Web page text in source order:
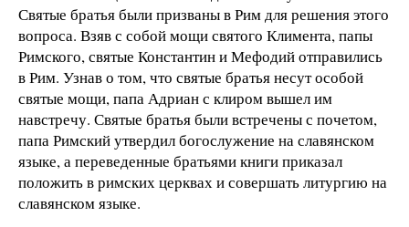
Святые братья были призваны в Рим для решения этого
вопроса. Взяв с собой мощи святого Климента, папы
Римского, святые Константин и Мефодий отправились
в Рим. Узнав о том, что святые братья несут особой
святые мощи, папа Адриан с клиром вышел им
навстречу. Святые братья были встречены с почетом,
папа Римский утвердил богослужение на славянском
языке, а переведенные братьями книги приказал
положить в римских церквах и совершать литургию на
славянском языке.